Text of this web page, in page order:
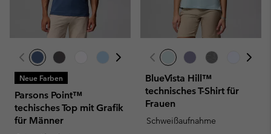
Neue Farben
Parsons Point™
techisches Top mit Grafik
für Männer
BlueVista Hill™
technisches T-Shirt für
Frauen
Schweißaufnahme